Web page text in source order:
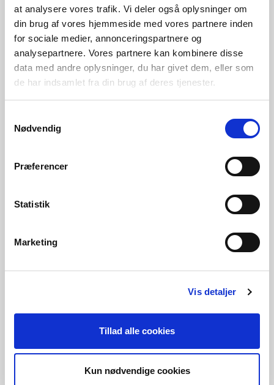
at analysere vores trafik. Vi deler også oplysninger om
din brug af vores hjemmeside med vores partnere inden
for sociale medier, annonceringspartnere og
analysepartnere. Vores partnere kan kombinere disse
data med andre oplysninger, du har givet dem, eller som
de har indsamlet fra din brug af deres tjenester.
Nødvendig
Præferencer
Statistik
Marketing
Vis detaljer
Tillad alle cookies
Kun nødvendige cookies
Sikkerhed
Karakteristika
Standardudstyr
Pløkker (20 stk.)
Manual
Overensstemmelseserklæring